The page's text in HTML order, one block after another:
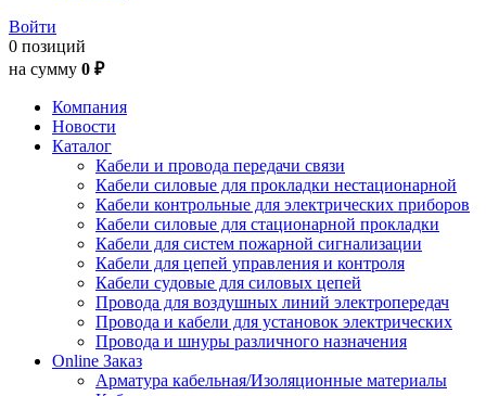
Войти
0 позиций
на сумму 0 ₽
Компания
Новости
Каталог
Кабели и провода передачи связи
Кабели силовые для прокладки нестационарной
Кабели контрольные для электрических приборов
Кабели силовые для стационарной прокладки
Кабели для систем пожарной сигнализации
Кабели для цепей управления и контроля
Кабели судовые для силовых цепей
Провода для воздушных линий электропередач
Провода и кабели для установок электрических
Провода и шнуры различного назначения
Online Заказ
Арматура кабельная/Изоляционные материалы